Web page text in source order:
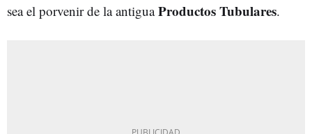
sea el porvenir de la antiguaProductosTubulares.